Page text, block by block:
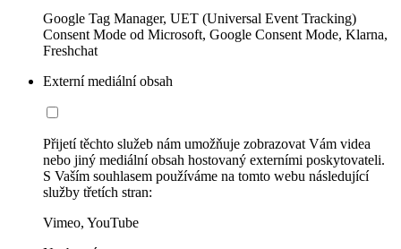
Google Tag Manager, UET (Universal Event Tracking)
Consent Mode od Microsoft, Google Consent Mode, Klarna,
Freshchat
Externí mediální obsah
Přijetí těchto služeb nám umožňuje zobrazovat Vám videa
nebo jiný mediální obsah hostovaný externími poskytovateli.
S Vaším souhlasem používáme na tomto webu následující
služby třetích stran:
Vimeo, YouTube